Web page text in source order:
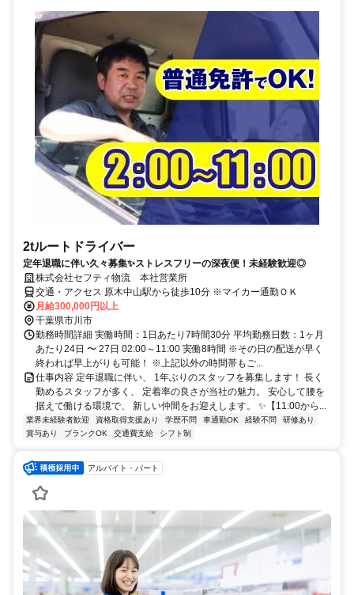
2tルートドライバー
定年退職に伴い久々募集✨ストレスフリーの深夜便！未経験歓迎◎
株式会社セフティ物流 本社営業所
交通・アクセス 原木中山駅から徒歩10分 ※マイカー通勤ＯＫ
月給300,000円以上
千葉県市川市
勤務時間詳細 実働時間：1日あたり7時間30分 平均勤務日数：1ヶ月
あたり24日 〜 27日 02:00～11:00 実働8時間 ※その日の配送が早く
終われば早上がりも可能！ ※上記以外の時間帯もご...
仕事内容 定年退職に伴い、 1年ぶりのスタッフを募集します！ 長く
勤めるスタッフが多く、 定着率の良さが当社の魅力。 安心して腰を
据えて働ける環境で、 新しい仲間をお迎えします。 ✨【11:00から...
業界未経験者歓迎 資格取得支援あり 学歴不問 車通勤OK 経験不問
研修あり
賞与あり
ブランクOK 交通費支給 シフト制
アルバイト・パート